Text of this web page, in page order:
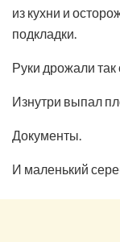
из кухни и
подкладки.
Руки дрожали так
Изнутри выпал
Документы.
И маленький